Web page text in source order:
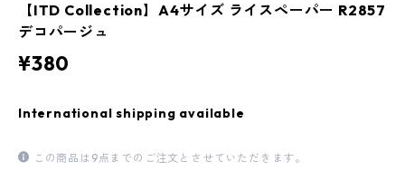
【ITD Collection】A4サイズ ライスペーパー R2857
デコパージュ
¥380
International shipping available
この商品は9点までのご注文とさせていただきます。